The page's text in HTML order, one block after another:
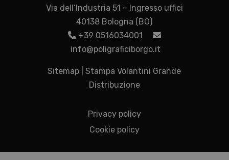
Via dell’Industria 51 – Ingresso uffici
40138 Bologna (BO)
+39 0516034001
info@poligraficiborgo.it
Sitemap |Stampa Volantini Grande
Distribuzione
Privacy policy
Cookie policy